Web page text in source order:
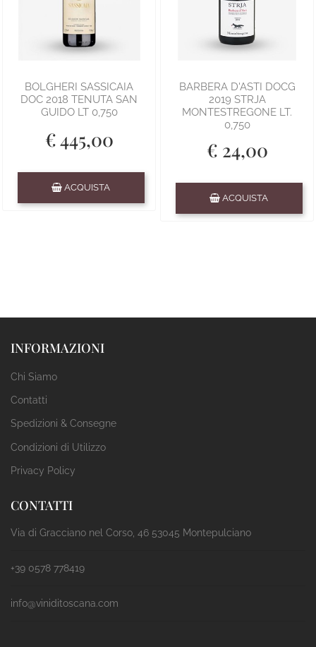
BOLGHERI SASSICAIA
DOC 2018 TENUTA SAN
GUIDO LT 0,750
€ 445,00
ACQUISTA
BARBERA D'ASTI DOCG
2019 STRJA
MONTESTREGONE LT.
0,750
€ 24,00
ACQUISTA
INFORMAZIONI
Chi Siamo
Contatti
Spedizioni & Consegne
Condizioni di Utilizzo
Privacy Policy
CONTATTI
Via di Gracciano nel Corso, 46 53045 Montepulciano
+39 0578 778419
info@viniditoscana.com